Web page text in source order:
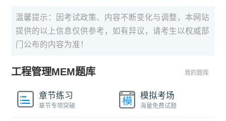
温馨提示：因考试政策、内容不断变化与调整，本网站
提供的以上信息仅供参考，如有异议，请考生以权威部
门公布的内容为准！
工程管理MEM题库 我的题库
章节练习
章节专项突破
模拟考场
海量免费试题